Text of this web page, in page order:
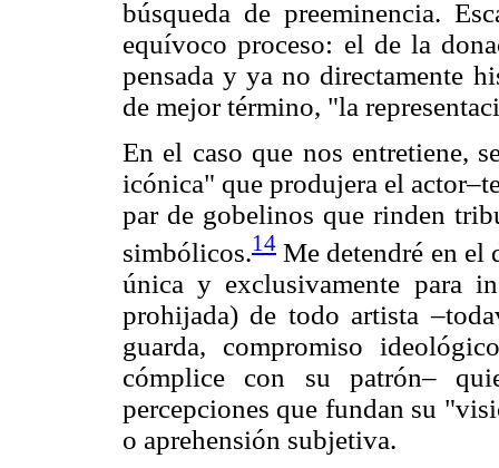
búsqueda de preeminencia.
equívoco proceso: el de la
pensada y ya no directamente
de mejor término, "la
En el caso que nos entretiene,
icónica" que produjera el
par de gobelinos que rinden
simbólicos.14 Me detendré en el
única y exclusivamente para
prohijada) de todo artista
guarda, compromiso
cómplice con su patrón–
percepciones que fundan su
o aprehensión subjetiva.